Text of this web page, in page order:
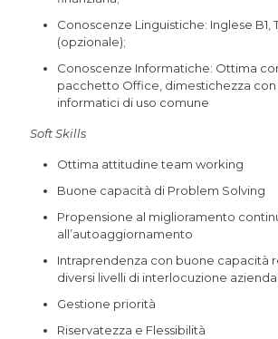
Conoscenze Linguistiche: Inglese B1,
(opzionale);
Conoscenze Informatiche: Ottima
pacchetto Office, dimestichezza
informatici di uso comune
Soft Skills
Ottima attitudine team working
Buone capacità di Problem Solving
Propensione al miglioramento
all’autoaggiornamento
Intraprendenza con buone capacità
diversi livelli di interlocuzione
Gestione priorità
Riservatezza e Flessibilità